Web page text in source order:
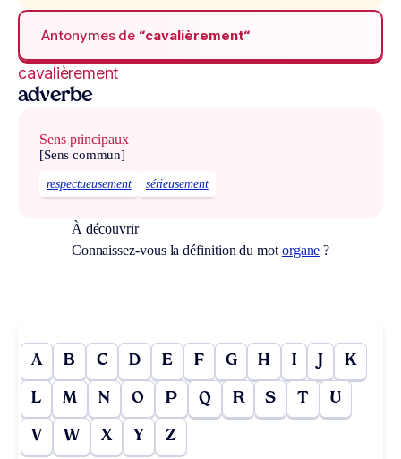
Antonymes de “cavalièrement“
cavalièrement
adverbe
Sens principaux
[Sens commun]
respectueusement sérieusement
À découvrir
Connaissez-vous la définition du mot organe ?
A B C D E F G H I J K
L M N O P Q R S T U
V W X Y Z